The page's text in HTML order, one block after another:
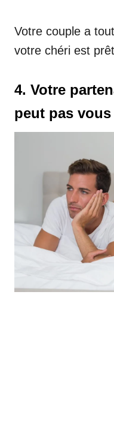
Votre couple a
votre chéri est
4. Votre
peut pas